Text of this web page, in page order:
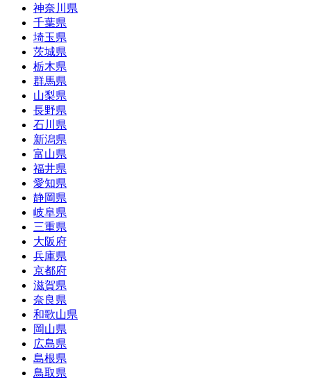
神奈川県
千葉県
埼玉県
茨城県
栃木県
群馬県
山梨県
長野県
石川県
新潟県
富山県
福井県
愛知県
静岡県
岐阜県
三重県
大阪府
兵庫県
京都府
滋賀県
奈良県
和歌山県
岡山県
広島県
島根県
鳥取県